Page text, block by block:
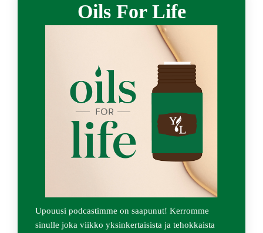
Oils For Life
Upouusi podcastimme on saapunut! Kerromme
sinulle joka viikko yksinkertaisista ja tehokkaista